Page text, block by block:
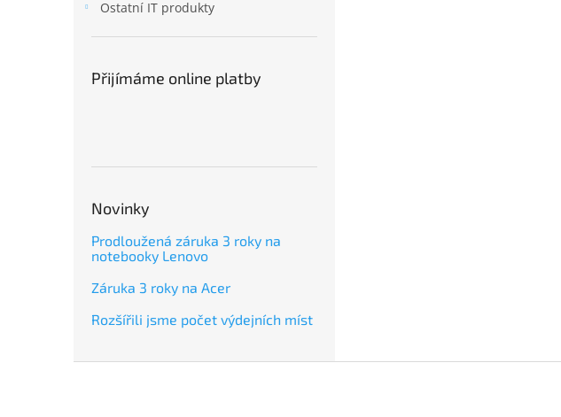
Ostatní IT produkty
Přijímáme online platby
Novinky
Prodloužená záruka 3 roky na
notebooky Lenovo
Záruka 3 roky na Acer
Rozšířili jsme počet výdejních míst